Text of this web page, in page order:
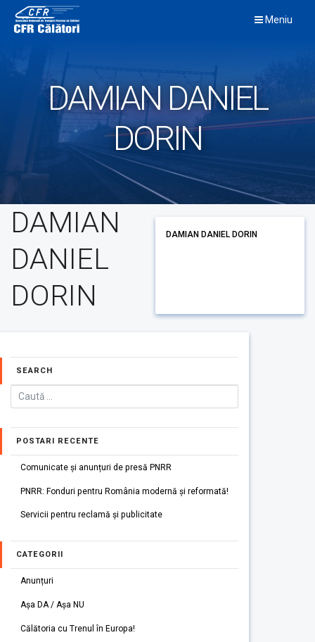
content
Meniu
DAMIAN DANIEL
DORIN
DAMIAN
DANIEL
DORIN
DAMIAN DANIEL DORIN
SEARCH
POSTARI RECENTE
Comunicate și anunțuri de presă PNRR
PNRR: Fonduri pentru România modernă și reformată!
Servicii pentru reclamă și publicitate
CATEGORII
Anunțuri
Așa DA / Așa NU
Călătoria cu Trenul în Europa!